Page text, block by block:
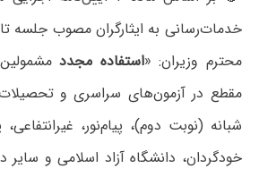
محترم وزیران: «استفاده مجدد
مقطع در آزمون‌های سراسری و
شبانه (نوبت دوم)، پیام‌نور،
خودگردان، دانشگاه آزاد اسلامی و سایر